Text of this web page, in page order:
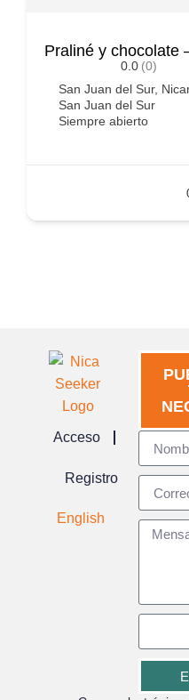
Praliné y chocolate
0.0 (0)
San Juan del Sur,
San Juan del Sur
Siempre abierto
Acceso
Registro
English